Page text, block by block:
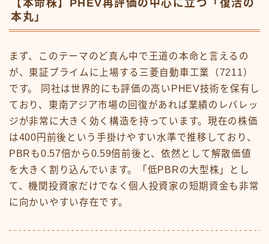
【本命株】PHEV再評価の中心に立つ「復活の
本丸」
まず、このテーマのど真ん中で王道の本命と言えるの
が、東証プライムに上場する三菱自動車工業（7211）
です。 同社は世界的にも評価の高いPHEV技術を保有し
ており、東南アジア市場の回復があれば業績のレバレッ
ジが非常に大きく効く構造を持っています。現在の株価
は400円前後という手掛けやすい水準で推移しており、
PBRも0.57倍から0.59倍前後と、依然として解散価値
を大きく割り込んでいます。「低PBRの大型株」とし
て、機関投資家だけでなく個人投資家の短期資金も非常
に向かいやすい存在です。